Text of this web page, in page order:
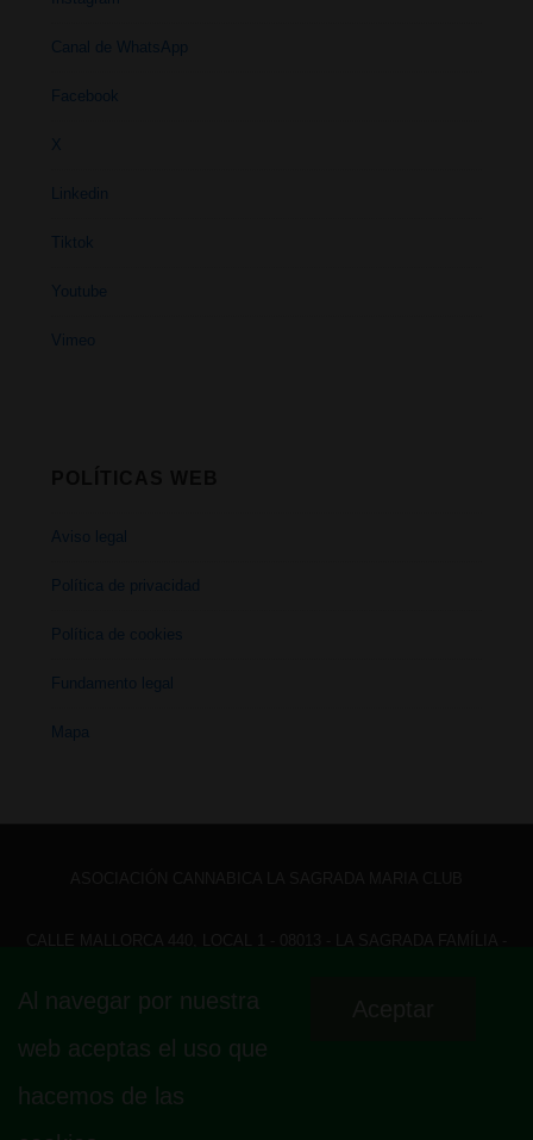
Canal de WhatsApp
Facebook
X
Linkedin
Tiktok
Youtube
Vimeo
Aviso legal
Política de privacidad
Política de cookies
Fundamento legal
Mapa
Menú
pie
Fundamento legal
Al navegar por nuestra
web aceptas el uso que
hacemos de las